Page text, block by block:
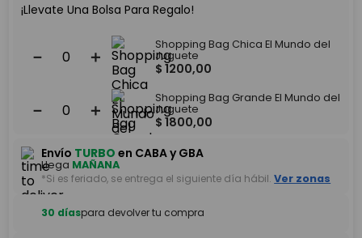
¡Llevate Una Bolsa Para Regalo!
＋
－
Shopping Bag Chica El Mundo del
Juguete
$ 1200,00
＋
－
Shopping Bag Grande El Mundo del
Juguete
$ 1800,00
Envío TURBO en CABA y GBA
Llega MAÑANA
*Si es feriado, se entrega el siguiente día hábil. Ver zonas
30 díaspara devolver tu compra